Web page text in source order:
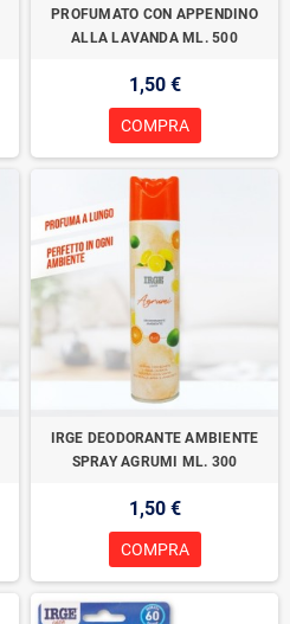
PROFUMATO CON APPENDINO
ALLA LAVANDA ML. 500
1,50 €
COMPRA
IRGE DEODORANTE AMBIENTE
SPRAY AGRUMI ML. 300
1,50 €
COMPRA